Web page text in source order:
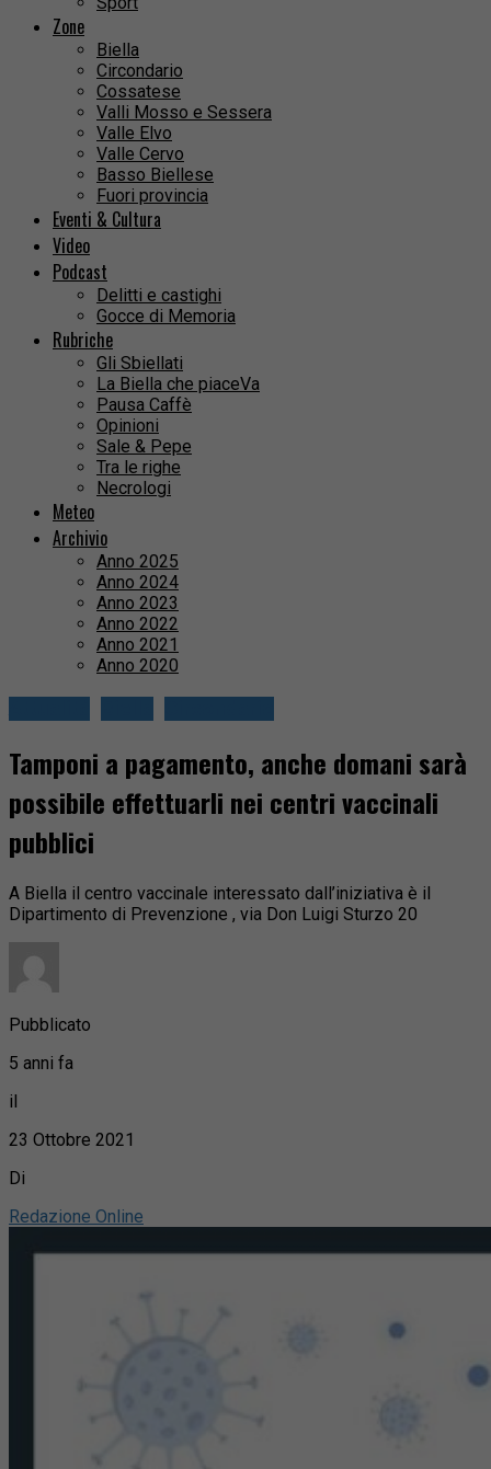
Zone
Biella
Circondario
Cossatese
Valli Mosso e Sessera
Valle Elvo
Valle Cervo
Basso Biellese
Fuori provincia
Eventi & Cultura
Video
Podcast
Delitti e castighi
Gocce di Memoria
Rubriche
Gli Sbiellati
La Biella che piaceVa
Pausa Caffè
Opinioni
Sale & Pepe
Tra le righe
Necrologi
Meteo
Archivio
Anno 2025
Anno 2024
Anno 2023
Anno 2022
Anno 2021
Anno 2020
Tamponi a pagamento, anche domani sarà
possibile effettuarli nei centri vaccinali
pubblici
A Biella il centro vaccinale interessato dall’iniziativa è il
Dipartimento di Prevenzione , via Don Luigi Sturzo 20
Pubblicato
5 anni fa
il
23 Ottobre 2021
Di
Redazione Online